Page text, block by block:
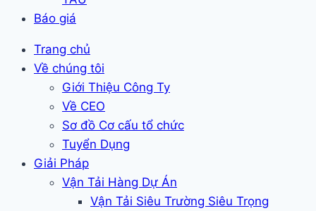
Báo giá
Trang chủ
Về chúng tôi
Giới Thiệu Công Ty
Về CEO
Sơ đồ Cơ cấu tổ chức
Tuyển Dụng
Giải Pháp
Vận Tải Hàng Dự Án
Vận Tải Siêu Trường Siêu Trọng